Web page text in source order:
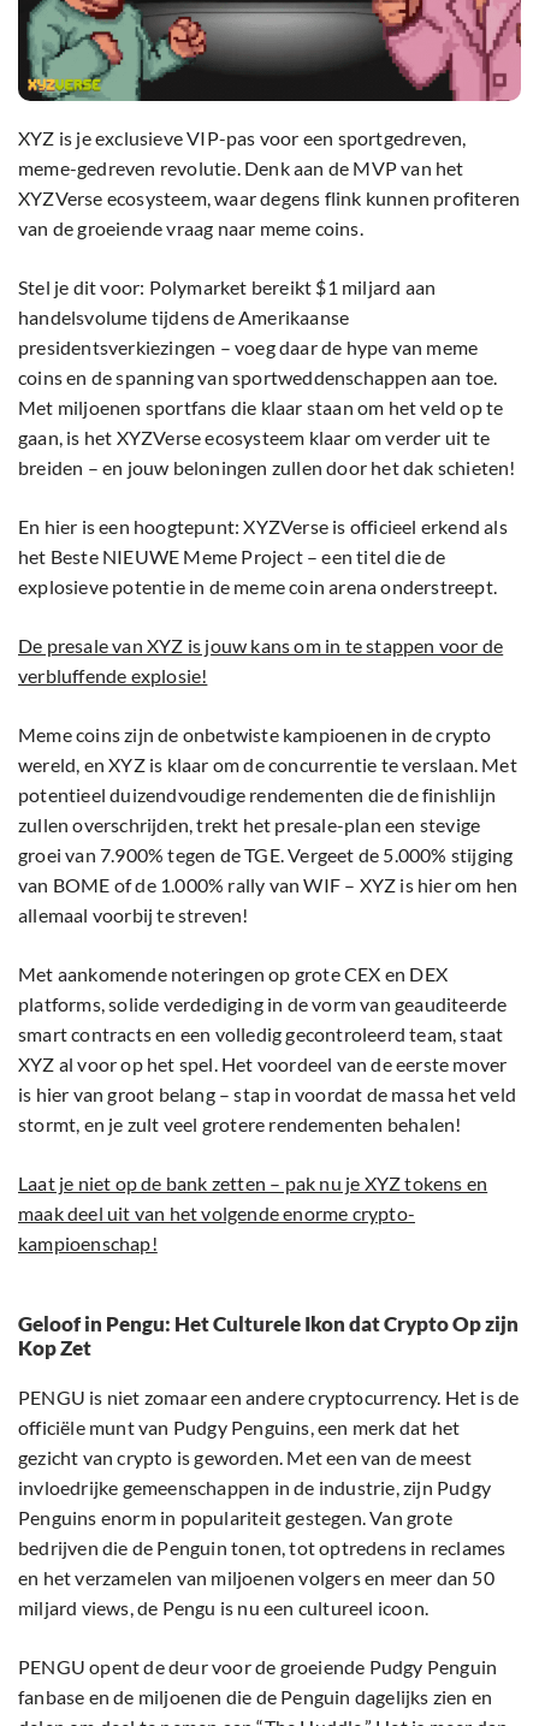
XYZ is je exclusieve VIP-pas voor een sportgedreven,
meme-gedreven revolutie. Denk aan de MVP van het
XYZVerse ecosysteem, waar degens flink kunnen profiteren
van de groeiende vraag naar meme coins.
Stel je dit voor: Polymarket bereikt $1 miljard aan
handelsvolume tijdens de Amerikaanse
presidentsverkiezingen – voeg daar de hype van meme
coins en de spanning van sportweddenschappen aan toe.
Met miljoenen sportfans die klaar staan om het veld op te
gaan, is het XYZVerse ecosysteem klaar om verder uit te
breiden – en jouw beloningen zullen door het dak schieten!
En hier is een hoogtepunt: XYZVerse is officieel erkend als
het Beste NIEUWE Meme Project – een titel die de
explosieve potentie in de meme coin arena onderstreept.
De presale van XYZ is jouw kans om in te stappen voor de
verbluffende explosie!
Meme coins zijn de onbetwiste kampioenen in de crypto
wereld, en XYZ is klaar om de concurrentie te verslaan. Met
potentieel duizendvoudige rendementen die de finishlijn
zullen overschrijden, trekt het presale-plan een stevige
groei van 7.900% tegen de TGE. Vergeet de 5.000% stijging
van BOME of de 1.000% rally van WIF – XYZ is hier om hen
allemaal voorbij te streven!
Met aankomende noteringen op grote CEX en DEX
platforms, solide verdediging in de vorm van geauditeerde
smart contracts en een volledig gecontroleerd team, staat
XYZ al voor op het spel. Het voordeel van de eerste mover
is hier van groot belang – stap in voordat de massa het veld
stormt, en je zult veel grotere rendementen behalen!
Laat je niet op de bank zetten – pak nu je XYZ tokens en
maak deel uit van het volgende enorme crypto-
kampioenschap!
Geloof in Pengu: Het Culturele Ikon dat Crypto Op zijn
Kop Zet
PENGU is niet zomaar een andere cryptocurrency. Het is de
officiële munt van Pudgy Penguins, een merk dat het
gezicht van crypto is geworden. Met een van de meest
invloedrijke gemeenschappen in de industrie, zijn Pudgy
Penguins enorm in populariteit gestegen. Van grote
bedrijven die de Penguin tonen, tot optredens in reclames
en het verzamelen van miljoenen volgers en meer dan 50
miljard views, de Pengu is nu een cultureel icoon.
PENGU opent de deur voor de groeiende Pudgy Penguin
fanbase en de miljoenen die de Penguin dagelijks zien en